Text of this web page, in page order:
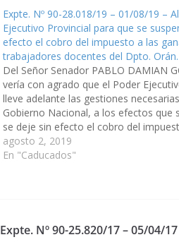
Expte. Nº 90-28.018/19 – 01/08/19 –
Ejecutivo Provincial para que se
efecto el cobro del impuesto a las
trabajadores docentes del Dpto. Orán.
Del Señor Senador PABLO DAMIAN
vería con agrado que el Poder
lleve adelante las gestiones
Gobierno Nacional, a los efectos que
se deje sin efecto el cobro del
ganancias a los trabajadores Docentes
Departamento Orán. (Expte. Nº 90-
agosto 2, 2019
En "Caducados"
Expte. Nº 90-25.820/17 – 05/04/